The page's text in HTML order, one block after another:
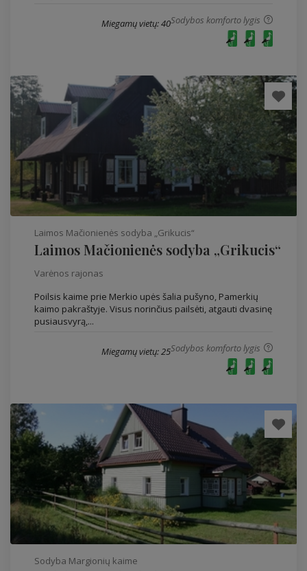
Sodybos komforto lygis
Miegamų vietų: 40
Laimos Mačionienės sodyba „Grikucis“
Laimos Mačionienės sodyba „Grikucis“
Varėnos rajonas
Poilsis kaime prie Merkio upės šalia pušyno, Pamerkių
kaimo pakraštyje. Visus norinčius pailsėti, atgauti dvasinę
pusiausvyrą,...
Sodybos komforto lygis
Miegamų vietų: 25
Sodyba Margionių kaime